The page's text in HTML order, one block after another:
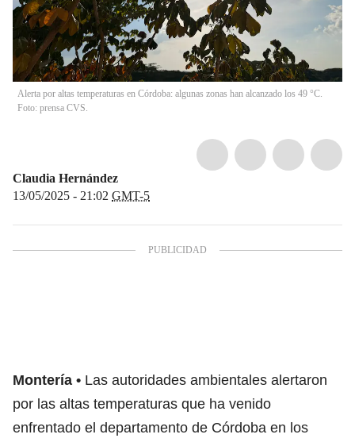
Alerta por altas temperaturas en Córdoba: algunas zonas han alcanzado los 49 °C.
Foto: prensa CVS.
Claudia Hernández
13/05/2025 - 21:02 GMT-5
Montería
Las autoridades ambientales alertaron
por las altas temperaturas que ha venido
enfrentado el departamento de Córdoba en los